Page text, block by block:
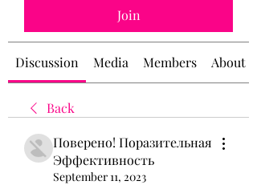
Join
Discussion Media Members About
Back
Поверено! Поразительная
Эффективность
September 11, 2023